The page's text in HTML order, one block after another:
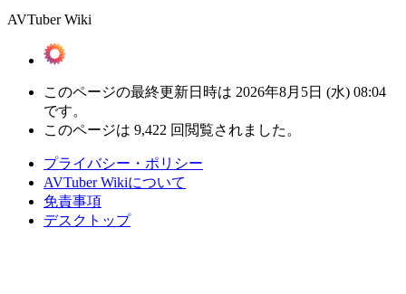
AVTuber Wiki
このページの最終更新日時は 2026年8月5日 (水) 08:04
です。
このページは 9,422 回閲覧されました。
プライバシー・ポリシー
AVTuber Wikiについて
免責事項
デスクトップ